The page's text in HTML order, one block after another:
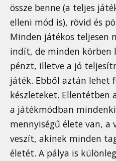
össze benne (a teljes
elleni mód is), rövid és
Minden játékos teljesen
indít, de minden körben
pénzt, illetve a jó
játék. Ebből aztán lehet
készleteket. Ellentétben
a játékmódban
mennyiségű élete van, a
veszít, akinek minden
életét. A pálya is